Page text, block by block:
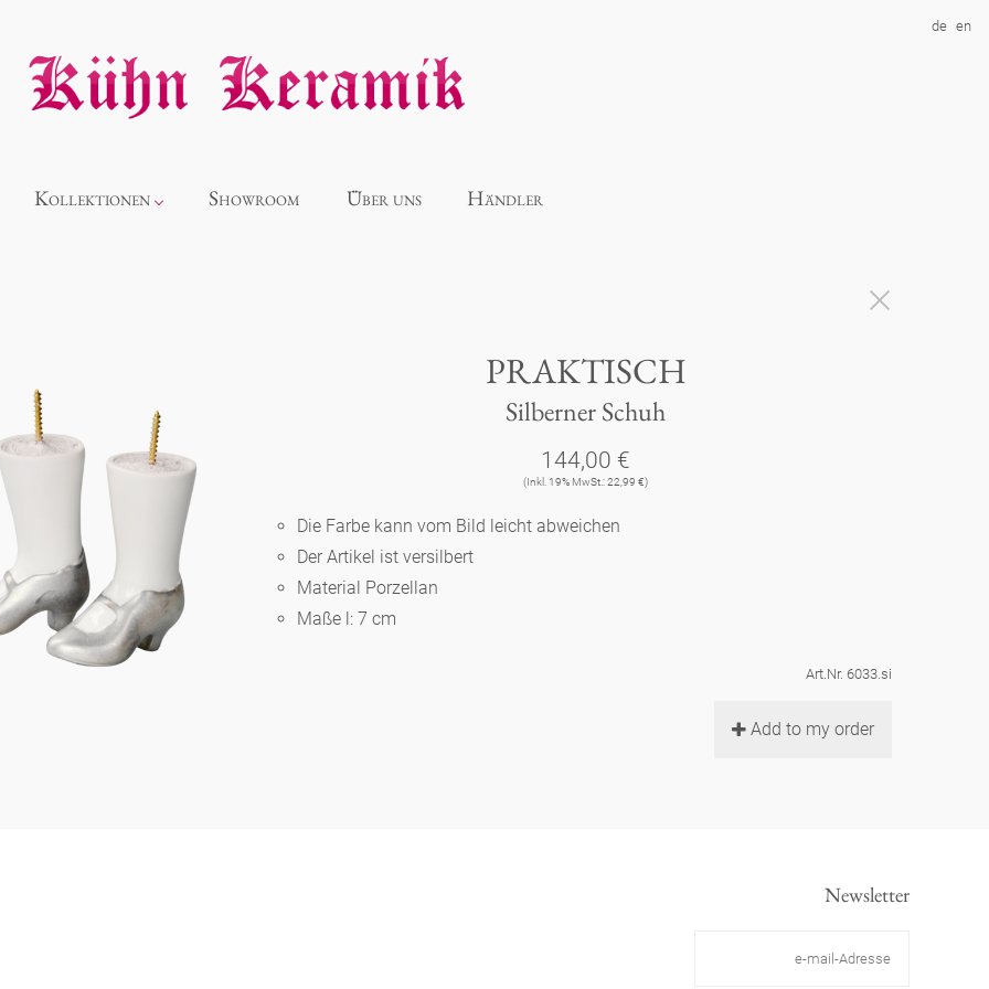
de en
Kollektionen
Panthéon
Souvenir
Berlin
Slumberland
Showroom Über uns Händler
PRAKTISCH
Silberner Schuh
144,00 €
(Inkl. 19% MwSt.: 22,99 €)
Die Farbe kann vom Bild leicht abweichen
Der Artikel ist versilbert
Material Porzellan
Maße l: 7 cm
Art.Nr. 6033.si
Add to my order
Newsletter